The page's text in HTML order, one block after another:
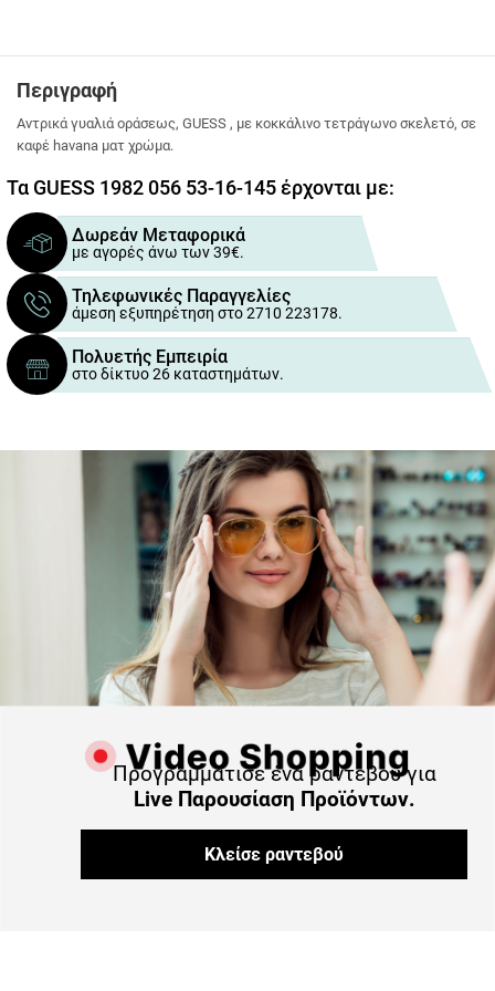
Περιγραφή
Αντρικά γυαλιά οράσεως, GUESS , με κοκκάλινο τετράγωνο σκελετό, σε
καφέ havana ματ χρώμα.
Τα GUESS 1982 056 53-16-145 έρχονται με:
Δωρεάν Μεταφορικά
με αγορές άνω των 39€.
Τηλεφωνικές Παραγγελίες
άμεση εξυπηρέτηση στο 2710 223178.
Πολυετής Εμπειρία
στο δίκτυο 26 καταστημάτων.
Προγραμμάτισε ένα ραντεβού για
Live Παρουσίαση Προϊόντων.
Κλείσε ραντεβού